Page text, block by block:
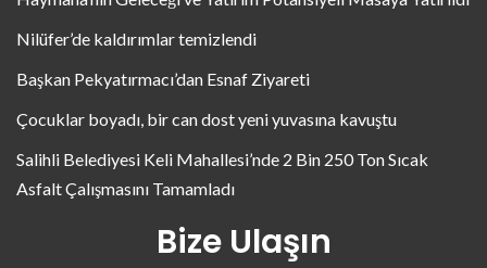
Nilüfer’de kaldırımlar temizlendi
Başkan Pekyatırmacı’dan Esnaf Ziyareti
Çocuklar boyadı, bir can dost yeni yuvasına kavuştu
Salihli Belediyesi Keli Mahallesi’nde 2 Bin 250 Ton Sıcak
Asfalt Çalışmasını Tamamladı
Bize Ulaşın